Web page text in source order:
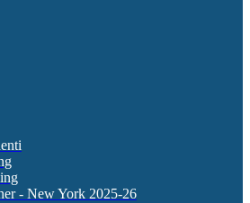
- New York 2025-26